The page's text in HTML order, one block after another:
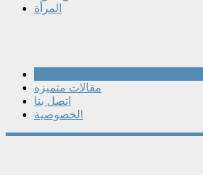
المرأة
مقالات متميزه
اتصل بنا
الخصوصية